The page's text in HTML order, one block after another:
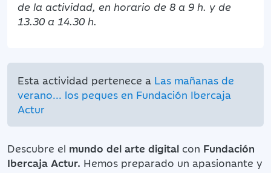
de la actividad, en horario de 8 a 9 h. y de
13.30 a 14.30 h.
Esta actividad pertenece a Las mañanas de
verano... los peques en Fundación Ibercaja
Actur
Descubre el mundo del arte digital con Fundación
Ibercaja Actur. Hemos preparado un apasionante y